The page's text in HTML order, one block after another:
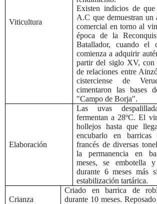
Viticultura
Existen indicios de
A.C que demuestran un
comercial en torno al
época de la
Batallador, cuando
comienza a adquirir
partir del siglo XV, con
de relaciones entre
cisterciense de
cimentaron las bases
"Campo de Borja".
Elaboración
Las uvas
fermentan a 28ºC. El
hollejos hasta que
encubarlo en
francés de diversas
la permanencia en
meses, se embotella
durante 6 meses más
estabilización tartárica.
Crianza
Criado en barrica de
durante 10 meses.